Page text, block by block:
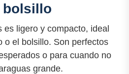
bolsillo
es ligero y compacto, ideal
o el bolsillo. Son perfectos
o para cuando no
grande.